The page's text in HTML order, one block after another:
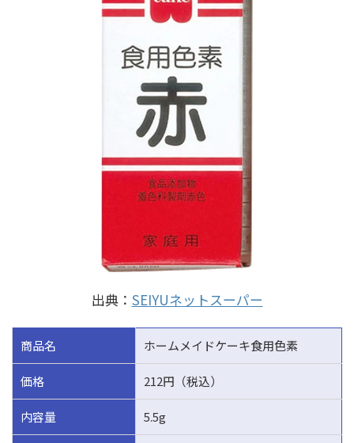
出典： SEIYUネットスーパー
商品名 ホームメイドケーキ食用色素
価格 212円（税込）
内容量 5.5g